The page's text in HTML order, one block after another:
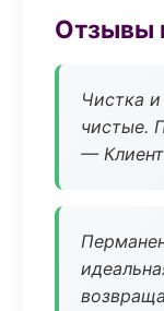
Отзывы
Чистка
чистые.
—